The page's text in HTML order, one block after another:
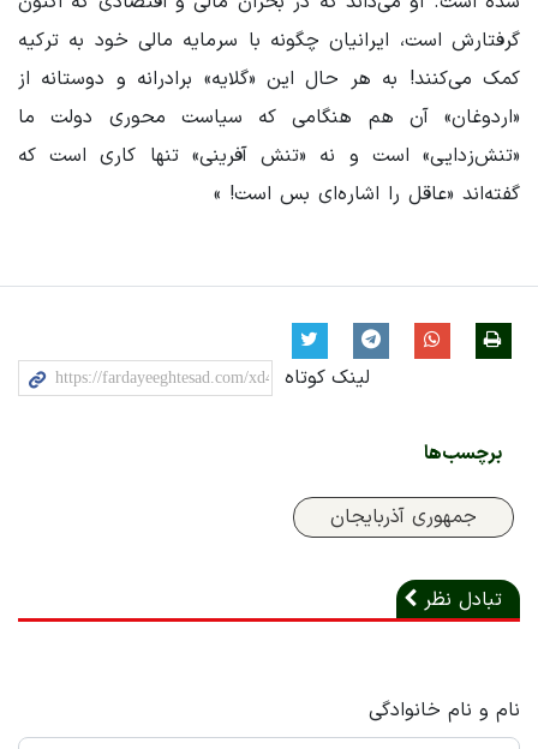
گرفتارش است، ایرانیان چگونه با سرمایه مالی خود به ترکیه
کمک می‌کنند! به هر حال این «گلایه» برادرانه و دوستانه از
«اردوغان» آن هم هنگامی که سیاست محوری دولت ما
«تنش‌زدایی» است و نه «تنش آفرینی» تنها کاری است که
گفته‌اند «عاقل را اشاره‌ای بس است! »
لینک کوتاه
برچسب‌ها
جمهوری آذربایجان
تبادل نظر
نام و نام خانوادگی